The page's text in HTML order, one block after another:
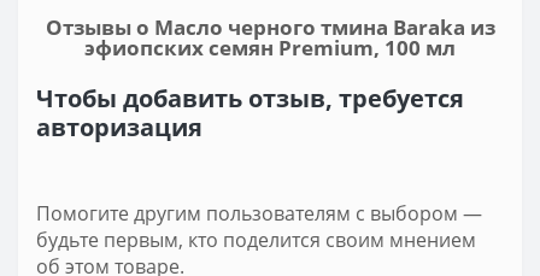
Отзывы о Масло черного тмина Baraka из
эфиопских семян Premium, 100 мл
Чтобы добавить отзыв, требуется
авторизация
Помогите другим пользователям с выбором —
будьте первым, кто поделится своим мнением
об этом товаре.